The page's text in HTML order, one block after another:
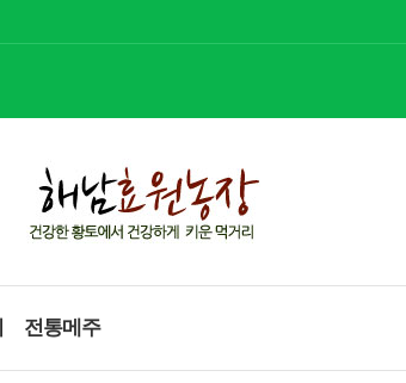
전통메주